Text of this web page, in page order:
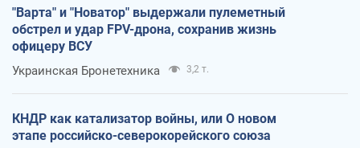
"Варта" и "Новатор" выдержали пулеметный
обстрел и удар FPV-дрона, сохранив жизнь
офицеру ВСУ
Украинская Бронетехника 3,2 т.
КНДР как катализатор войны, или О новом
этапе российско-северокорейского союза